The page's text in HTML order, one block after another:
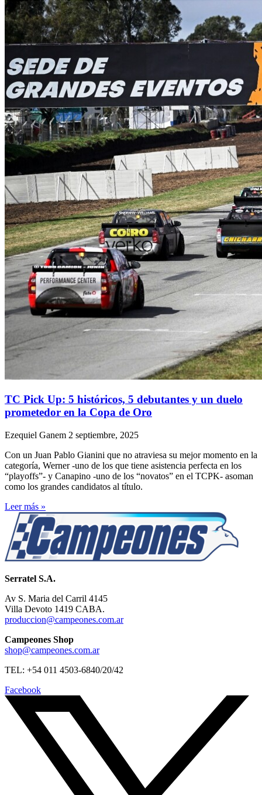
TC Pick Up: 5 históricos, 5 debutantes y un duelo
prometedor en la Copa de Oro
Ezequiel Ganem 2 septiembre, 2025
Con un Juan Pablo Gianini que no atraviesa su mejor momento en la
categoría, Werner -uno de los que tiene asistencia perfecta en los
“playoffs”- y Canapino -uno de los “novatos” en el TCPK- asoman
como los grandes candidatos al título.
Leer más »
Serratel S.A.
Av S. Maria del Carril 4145
Villa Devoto 1419 CABA.
produccion@campeones.com.ar
Campeones Shop
shop@campeones.com.ar
TEL: +54 011 4503-6840/20/42
Facebook